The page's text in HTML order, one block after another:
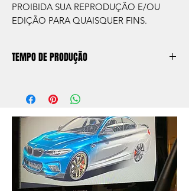
PROIBIDA SUA REPRODUÇÃO E/OU
EDIÇÃO PARA QUAISQUER FINS.
TEMPO DE PRODUÇÃO
aprox. 5 dias úteis, após a confirmação de
compra.
Após a produçao, seguimos com o envio
no endereço que nos for informado na
compra ou disponibilizaremos para retirada
caso seja sua opção de compra.